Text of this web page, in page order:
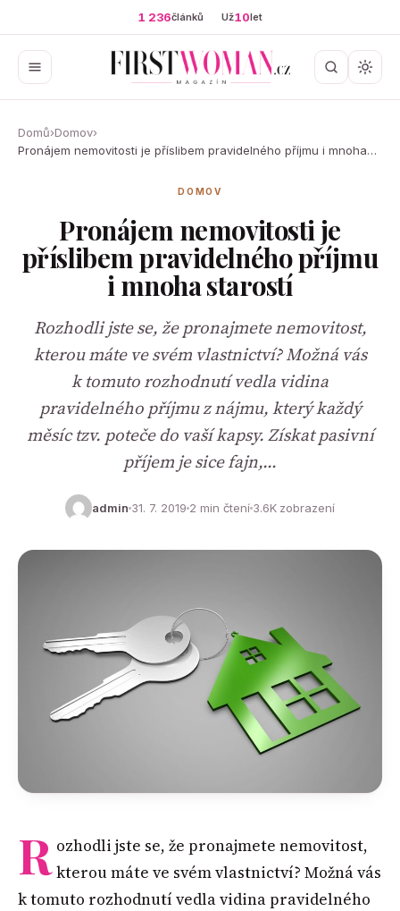
1 236článků Už10let
Domů›Domov›
Pronájem nemovitosti je příslibem pravidelného příjmu i mnoha…
DOMOV
Pronájem nemovitosti je
příslibem pravidelného příjmu
i mnoha starostí
Rozhodli jste se, že pronajmete nemovitost,
kterou máte ve svém vlastnictví? Možná vás
k tomuto rozhodnutí vedla vidina
pravidelného příjmu z nájmu, který každý
měsíc tzv. poteče do vaší kapsy. Získat pasivní
příjem je sice fajn,…
admin 31. 7. 2019 2 min čtení 3.6K zobrazení
R ozhodli jste se, že pronajmete nemovitost,
kterou máte ve svém vlastnictví? Možná vás
k tomuto rozhodnutí vedla vidina pravidelného